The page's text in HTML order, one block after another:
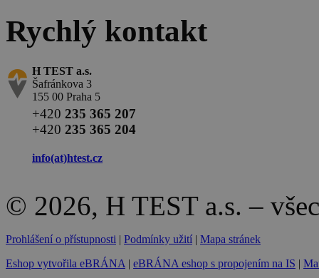
Rychlý kontakt
H TEST a.s.
Šafránkova 3
155 00 Praha 5
+420 235 365 207
+420 235 365 204
info(at)htest.cz
© 2026, H TEST a.s. –
Prohlášení o přístupnosti | Podmínky užití | Mapa stránek
Eshop vytvořila eBRÁNA | eBRÁNA eshop s propojením na IS |